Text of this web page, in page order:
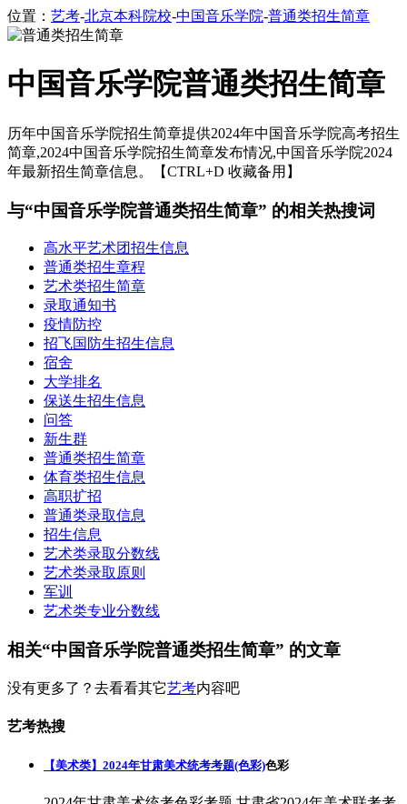
位置： 艺考-北京本科院校-中国音乐学院-普通类招生简章
中国音乐学院普通类招生简章
历年中国音乐学院招生简章提供2024年中国音乐学院高考招生
简章,2024中国音乐学院招生简章发布情况,中国音乐学院2024
年最新招生简章信息。【CTRL+D 收藏备用】
与“中国音乐学院普通类招生简章” 的相关热搜词
高水平艺术团招生信息
普通类招生章程
艺术类招生简章
录取通知书
疫情防控
招飞国防生招生信息
宿舍
大学排名
保送生招生信息
问答
新生群
普通类招生简章
体育类招生信息
高职扩招
普通类录取信息
招生信息
艺术类录取分数线
艺术类录取原则
军训
艺术类专业分数线
相关“中国音乐学院普通类招生简章” 的文章
没有更多了？去看看其它艺考内容吧
艺考热搜
【美术类】2024年甘肃美术统考考题(色彩)色彩
2024年甘肃美术统考色彩考题,甘肃省2024年美术联考考